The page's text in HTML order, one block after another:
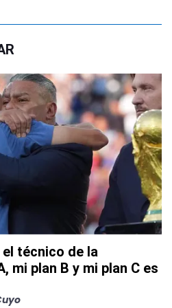
técnico de la
mi plan B y mi plan C es